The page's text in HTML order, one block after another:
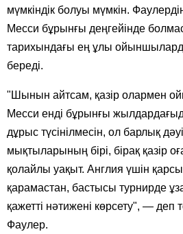
мүмкіндік болуы мүмкін.
Месси бұрынғы деңгейінде
тарихындағы ең ұлы
береді.
"Шынын айтсам, қазір олармен
Месси енді бұрынғы
дұрыс түсінілмесін, ол барлық
мықтыларының бірі, бірақ қазір
қолайлы уақыт. Англия үшін
қарамастан, бастысы турнирде
қажетті нәтижені көрсету", —
Фаулер.